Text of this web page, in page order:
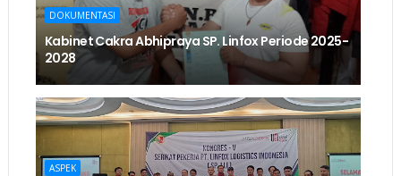
DOKUMENTASI
Kabinet Cakra Abhipraya SP. Linfox Periode 2025-
2028
ASPEK